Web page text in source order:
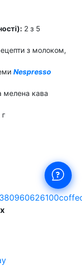
2 з 5
з молоком,
Nespresso
кава